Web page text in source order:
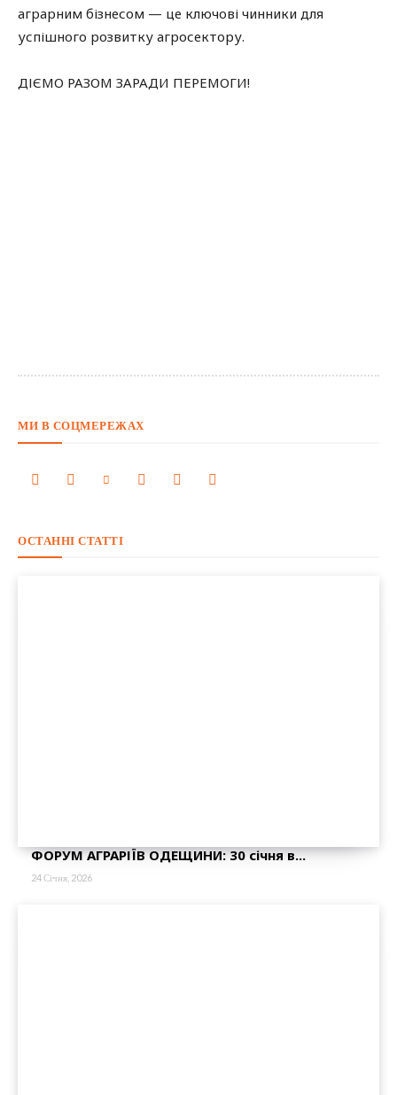
аграрним бізнесом — це ключові чинники для
успішного розвитку агросектору.
ДІЄМО РАЗОМ ЗАРАДИ ПЕРЕМОГИ!
МИ В СОЦМЕРЕЖАХ
ОСТАННІ СТАТТІ
ФОРУМ АГРАРІЇВ ОДЕЩИНИ: 30 січня в...
24 Січня, 2026